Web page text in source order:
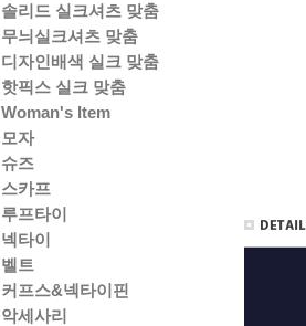
솔리드 실크셔츠 맞춤
무늬실크셔츠 맞춤
디자인배색 실크 맞춤
핫픽스 실크 맞춤
Woman's Item
모자
슈즈
스카프
루프타이
넥타이
벨트
커프스&넥타이핀
악세사리